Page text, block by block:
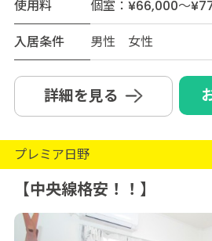
使用料
個室：¥66,000～
入居条件
男性 女性
詳細を見る
プレミア日野
【中央線格安！！】